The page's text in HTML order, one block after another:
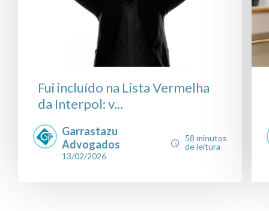
Fui incluído na Lista Vermelha
da Interpol: v...
Garrastazu
Advogados
13/02/2026
58 minutos
de leitura